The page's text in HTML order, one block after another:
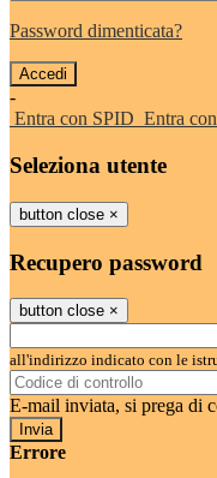
Password dimenticata?
-
Entra con SPID Entra
Seleziona utente
button close ×
Recupero password
button close ×
all'indirizzo indicato con le
E-mail inviata, si prega di
Errore